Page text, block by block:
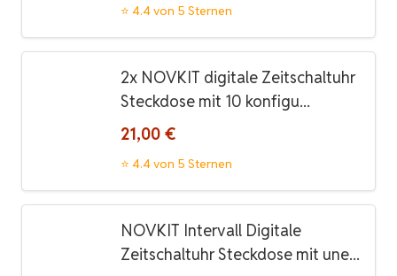
⭐ 4.4 von 5 Sternen
2x NOVKIT digitale Zeitschaltuhr
Steckdose mit 10 konfigu...
21,00 €
⭐ 4.4 von 5 Sternen
NOVKIT Intervall Digitale
Zeitschaltuhr Steckdose mit une...